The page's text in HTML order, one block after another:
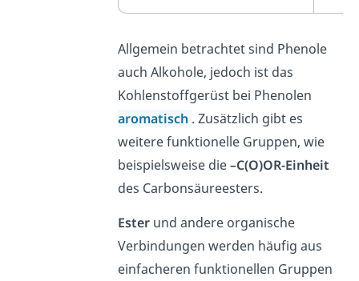
Allgemein betrachtet sind Phenole
auch Alkohole, jedoch ist das
Kohlenstoffgerüst bei Phenolen
aromatisch . Zusätzlich gibt es
weitere funktionelle Gruppen, wie
beispielsweise die–C(O)OR-Einheit
des Carbonsäureesters.
Ester und andere organische
Verbindungen werden häufig aus
einfacheren funktionellen Gruppen